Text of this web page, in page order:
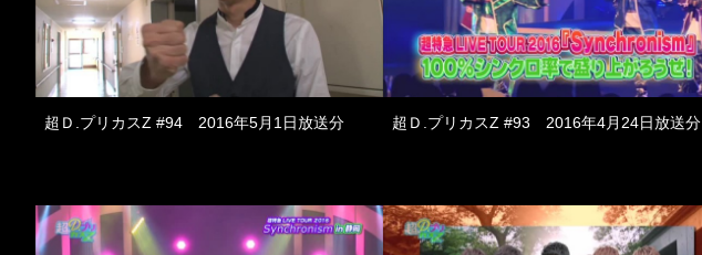
超Ｄ.プリカスZ #94 2016年5月1日放送分 超Ｄ.プリカスZ #93 2016年4月24日放送分